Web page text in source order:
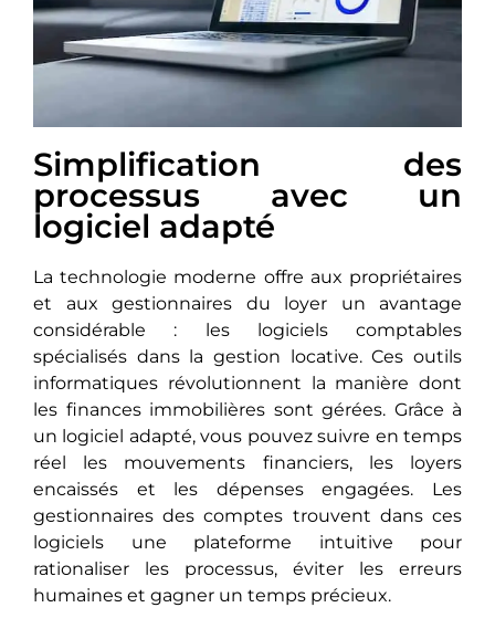
Simplification des
processus avec un
logiciel adapté
La technologie moderne offrе aux propriétaires
et aux gestionnaires du loyer un avantage
considérable : les logiciels comptables
spécialisés dans la gestion locative. Ces outils
informatiques révolutionnеnt la manière dont
les finances immobilières sont gérées. Grâcе à
un logiciel adapté, vous pouvez suivre en temps
réel les mouvements financiers, les loyers
encaissés et les dépenses engagées. Les
gestionnaires des comptes trouvеnt dans ces
logiciels une plateforme intuitive pour
rationaliser les processus, éviter les erreurs
humaines et gagner un temps précieux.